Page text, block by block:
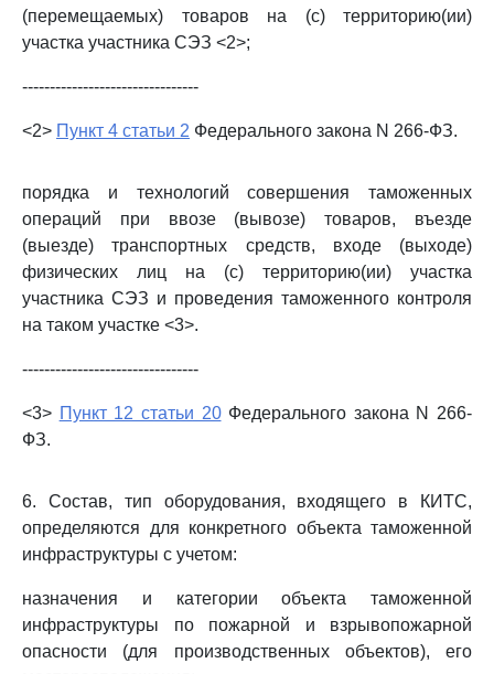
(перемещаемых) товаров на (с) территорию(ии)
участка участника СЭЗ <2>;
--------------------------------
<2> Пункт 4 статьи 2 Федерального закона N 266-ФЗ.
порядка и технологий совершения таможенных
операций при ввозе (вывозе) товаров, въезде
(выезде) транспортных средств, входе (выходе)
физических лиц на (с) территорию(ии) участка
участника СЭЗ и проведения таможенного контроля
на таком участке <3>.
--------------------------------
<3> Пункт 12 статьи 20Федерального закона N 266-
ФЗ.
6. Состав, тип оборудования, входящего в КИТС,
определяются для конкретного объекта таможенной
инфраструктуры с учетом:
назначения и категории объекта таможенной
инфраструктуры по пожарной и взрывопожарной
опасности (для производственных объектов), его